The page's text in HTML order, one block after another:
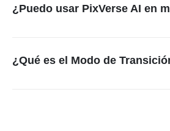
creativa.
¿Puedo usar PixVerse AI en
tabletas.
¿Qué es el Modo de